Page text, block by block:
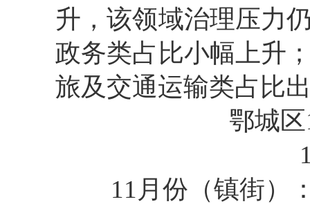
升，该领域治理压力
政务类占比小幅上升
旅及交通运输类占比
鄂城
11月份（镇街）